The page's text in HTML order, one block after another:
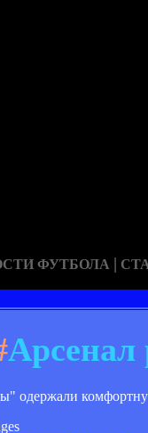
ФУТБОЛА |
Арсенал
одержали